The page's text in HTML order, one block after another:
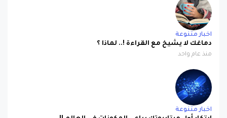
اخبار متنوعة
دماغك لا يشيخ مع القراءة !.. لماذا ؟
منذ عام واحد
اخبار متنوعة